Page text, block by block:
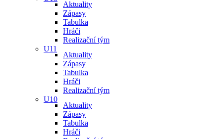
Aktuality
Zápasy
Tabulka
Hráči
Realizační tým
U11
Aktuality
Zápasy
Tabulka
Hráči
Realizační tým
U10
Aktuality
Zápasy
Tabulka
Hráči